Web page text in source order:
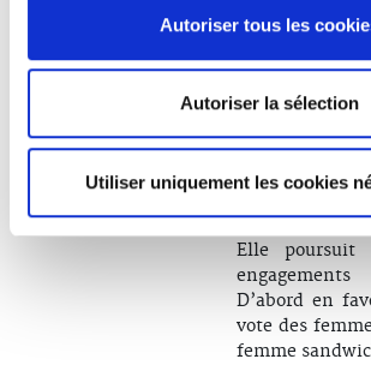
Autoriser tous les
Autoriser la sélection
Utiliser uniquement les cookies
profession qui,
joindra celui
de bonheur et
écrira-t-il le 6
Elle poursuit
D’abord en
vote des
femme